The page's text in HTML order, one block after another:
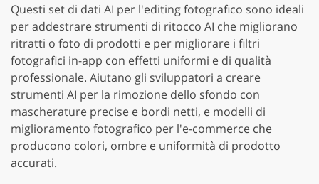
Questi set di dati AI per l'editing fotografico sono ideali
per addestrare strumenti di ritocco AI che migliorano
ritratti o foto di prodotti e per migliorare i filtri
fotografici in-app con effetti uniformi e di qualità
professionale. Aiutano gli sviluppatori a creare
strumenti AI per la rimozione dello sfondo con
mascherature precise e bordi netti, e modelli di
miglioramento fotografico per l'e-commerce che
producono colori, ombre e uniformità di prodotto
accurati.